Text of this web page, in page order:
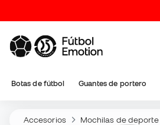
Botas de fútbol Guantes de portero
Accesorios Mochilas de deporte